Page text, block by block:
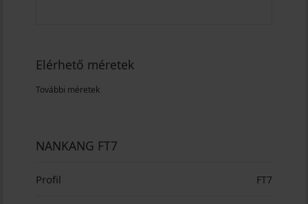
Elérhető méretek
További méretek
NANKANG FT7
Profil FT7